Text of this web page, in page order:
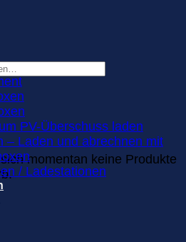
0
momentan keine Produkte
PV-Überschuss laden
– Laden und abrechnen mit
/ Ladestationen